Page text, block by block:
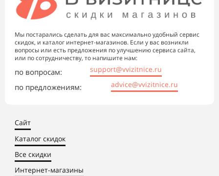
Мы постарались сделать для вас максимально удобный сервис
скидок, и каталог интернет-магазинов. Если у вас возникли
вопросы или есть предложения по улучшению сервиса сайта,
или по сотрудничеству, то напишите нам:
по вопросам: support@vvizitnice.ru
по предложениям: advice@vvizitnice.ru
Сайт
Каталог скидок
Все скидки
Интернет-магазины